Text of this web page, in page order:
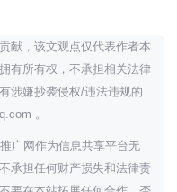
献，该文观点仅代表作者本
有所有权，不承担相关法律
涉嫌抄袭侵权/违法违规的
。
广网作为信息共享平台无
承担任何财产损失和法律责